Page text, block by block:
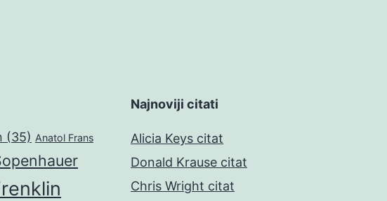
(35) Anatol Frans
Najnoviji citati
Alicia Keys citat
Donald Krause citat
Chris Wright citat